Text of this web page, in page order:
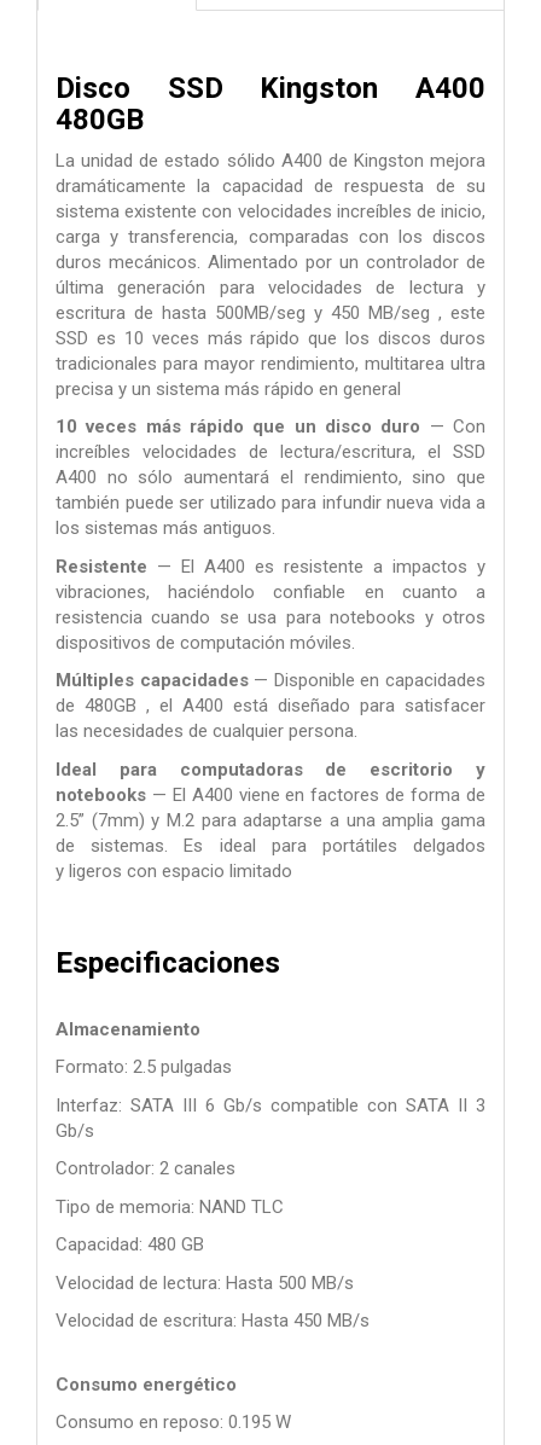
Disco SSD Kingston A400
480GB
La unidad de estado sólido A400 de Kingston mejora
dramáticamente la capacidad de respuesta de su
sistema existente con velocidades increíbles de inicio,
carga y transferencia, comparadas con los discos
duros mecánicos. Alimentado por un controlador de
última generación para velocidades de lectura y
escritura de hasta 500MB/seg y 450 MB/seg , este
SSD es 10 veces más rápido que los discos duros
tradicionales para mayor rendimiento, multitarea ultra
precisa y un sistema más rápido en general
10 veces más rápido que un disco duro — Con
increíbles velocidades de lectura/escritura, el SSD
A400 no sólo aumentará el rendimiento, sino que
también puede ser utilizado para infundir nueva vida a
los sistemas más antiguos.
Resistente — El A400 es resistente a impactos y
vibraciones,haciéndolo confiable en cuanto a
resistencia cuando se usa paranotebooks y otros
dispositivos de computación móviles.
Múltiples capacidades— Disponible en capacidades
de 480GB , el A400 está diseñado para satisfacer
las necesidades de cualquier persona.
Ideal para computadoras de escritorio y
notebooks — El A400 viene en factores de forma de
2.5” (7mm) y M.2 para adaptarse a una amplia gama
de sistemas. Es ideal para portátiles delgados
y ligeros con espacio limitado
Especificaciones
Almacenamiento
Formato: 2.5 pulgadas
Interfaz: SATA III 6 Gb/s compatible con SATA II 3
Gb/s
Controlador: 2 canales
Tipo de memoria: NAND TLC
Capacidad: 480 GB
Velocidad de lectura: Hasta 500 MB/s
Velocidad de escritura: Hasta 450 MB/s
Consumo energético
Consumo en reposo: 0.195 W